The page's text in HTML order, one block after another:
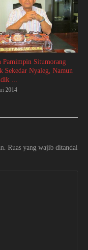
Pamimpin Situmorang
Sekedar Nyaleg, Namun
...
2014
Ruas yang wajib ditandai